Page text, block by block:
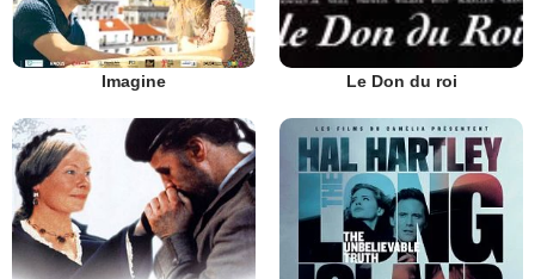
Imagine Le Don du roi